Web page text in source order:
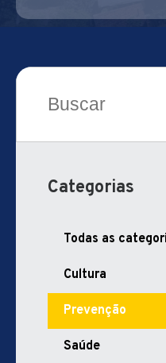
Search
Categorias
Todas as
Cultura
Prevenção
Saúde